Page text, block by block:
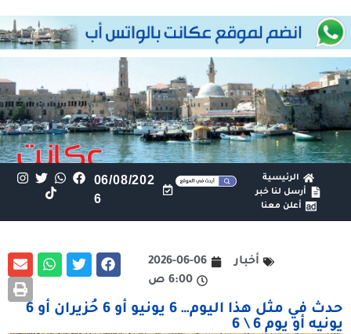
الرئيسية
أرسل لنا خبر
أعلن معنا
06/08/202
6
أخبار
2026-06-06
6:00 ص
حدث في مثل هذا اليوم… 6 يونيو أو 6 حُزيران أو 6
يونيه أو يوم 6 \ 6